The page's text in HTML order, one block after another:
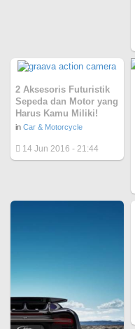
2 Aksesoris Futuristik
Sepeda dan Motor yang
Harus Kamu Miliki!
in Car & Motorcycle
14 Jun 2016 - 21:44